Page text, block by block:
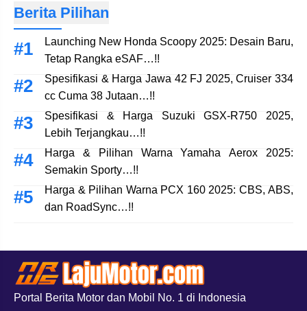
Berita Pilihan
Launching New Honda Scoopy 2025: Desain Baru,
Tetap Rangka eSAF…!!
Spesifikasi & Harga Jawa 42 FJ 2025, Cruiser 334
cc Cuma 38 Jutaan…!!
Spesifikasi & Harga Suzuki GSX-R750 2025,
Lebih Terjangkau…!!
Harga & Pilihan Warna Yamaha Aerox 2025:
Semakin Sporty…!!
Harga & Pilihan Warna PCX 160 2025: CBS, ABS,
dan RoadSync…!!
Portal Berita Motor dan Mobil No. 1 di Indonesia